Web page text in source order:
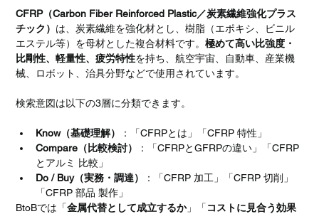
CFRP（Carbon Fiber Reinforced Plastic／炭素繊維強化プラス
チック） は、炭素繊維を強化材とし、樹脂（エポキシ、ビニル
エステル等）を母材とした複合材料です。極めて高い比強度・
比剛性、軽量性、疲労特性を持ち、航空宇宙、自動車、産業機
械、ロボット、治具分野などで使用されています。
検索意図は以下の3層に分類できます。
Know（基礎理解）
：「CFRPとは」「CFRP 特性」
Compare（比較検討）
：「CFRPとGFRPの違い」「CFRP
とアルミ 比較」
Do / Buy（実務・調達）
：「CFRP 加工」「CFRP 切削」
「CFRP 部品 製作」
BtoBでは「金属代替として成立するか」「 コストに見合う効果